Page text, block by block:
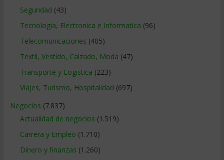
Seguridad (43)
Tecnologia, Electronica e Informatica (96)
Telecomunicaciones (405)
Textil, Vestido, Calzado, Moda (47)
Transporte y Logistica (223)
Viajes, Turismo, Hospitalidad (697)
Negocios (7.837)
Actualidad de negocios (1.519)
Carrera y Empleo (1.710)
Dinero y finanzas (1.260)